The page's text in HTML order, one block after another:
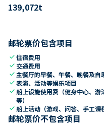
139,072t
邮轮票价包含项目
check住宿费用
check 交通费用
check 主餐厅的早餐、午餐、晚餐及自
check表演、活动等娱乐项目
check船上设施使用费（健身中心、
等）
check船上活动（游戏、问答、手工课
邮轮票价不包含项目